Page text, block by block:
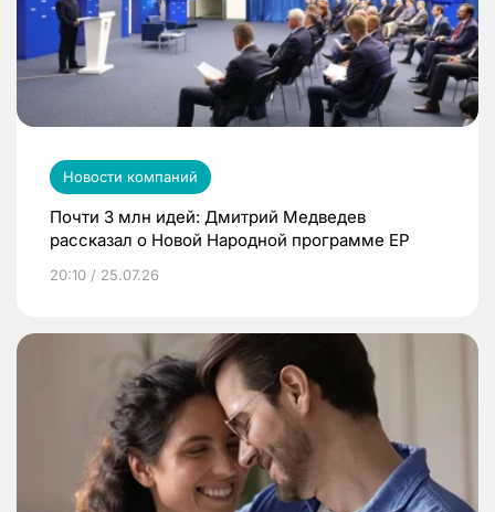
Новости компаний
Почти 3 млн идей: Дмитрий Медведев
рассказал о Новой Народной программе ЕР
20:10 / 25.07.26